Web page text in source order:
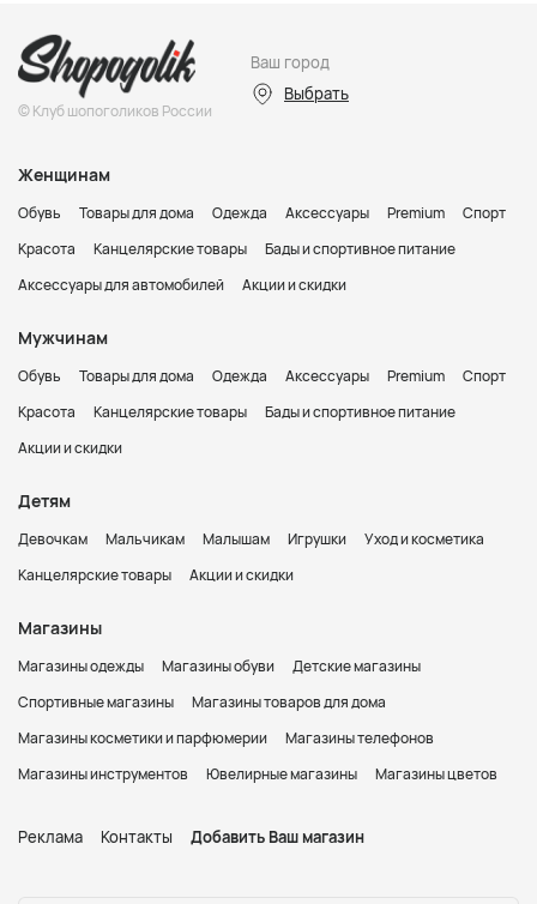
© Клуб шопоголиков России
Ваш город
Выбрать
Женщинам
Обувь Товары для дома Одежда Аксессуары Premium
Спорт
Красота
Канцелярские товары
Бады и спортивное питание
Аксессуары для автомобилей
Акции и скидки
Мужчинам
Обувь Товары для дома Одежда Аксессуары Premium
Спорт
Красота
Канцелярские товары
Бады и спортивное питание
Акции и скидки
Детям
Девочкам Мальчикам Малышам Игрушки
Уход и косметика
Канцелярские товары
Акции и скидки
Магазины
Магазины одежды Магазины обуви
Детские магазины
Спортивные магазины
Магазины товаров для дома
Магазины косметики и парфюмерии
Магазины телефонов
Магазины инструментов
Ювелирные магазины Магазины цветов
Реклама Контакты Добавить Ваш магазин